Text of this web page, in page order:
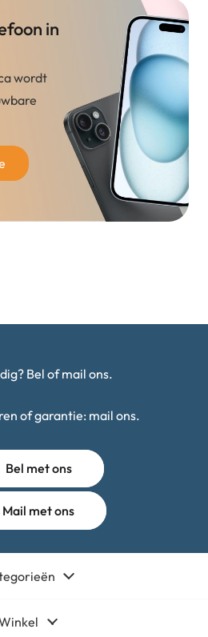
in
wordt
Bel of mail ons.
of garantie: mail ons.
Bel met ons
Mail met ons